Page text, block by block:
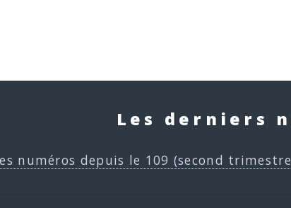
Les derniers
numéros depuis le 109 (second